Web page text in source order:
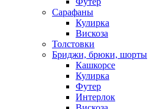
Сарафаны
Кулирка
Вискоза
Толстовки
Бриджи, брюки, шорты
Кашкорсе
Кулирка
Футер
Интерлок